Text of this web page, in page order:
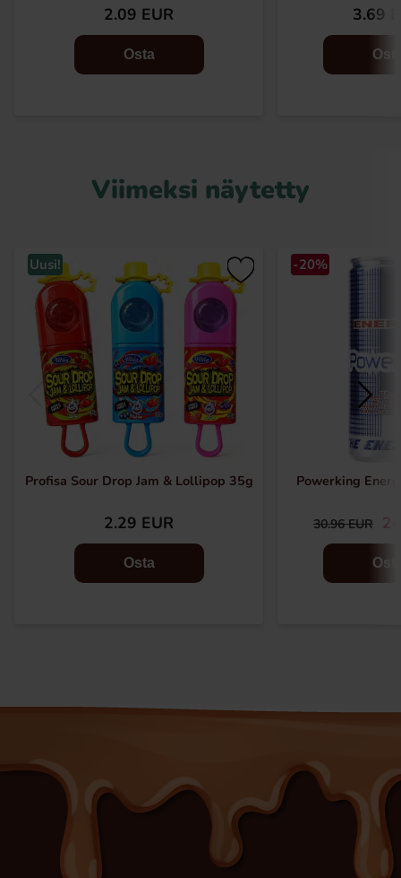
2.09 EUR
Osta
3.69
Viimeksi näytetty
Uusi!
Profisa Sour Drop Jam & Lollipop 35g
2.29 EUR
Osta
-20%
Powerking
30.96 EUR